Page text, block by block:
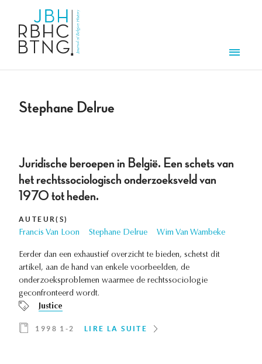
Stephane Delrue
Juridische beroepen in België. Een schets van
het rechtssociologisch onderzoeksveld van
1970 tot heden.
AUTEUR(S)
Francis Van Loon Stephane Delrue Wim Van Wambeke
Eerder dan een exhaustief overzicht te bieden, schetst dit
artikel, aan de hand van enkele voorbeelden, de
onderzoeksproblemen waarmee de rechtssociologie
geconfronteerd wordt.
Justice
1998 1-2 LIRE LA SUITE